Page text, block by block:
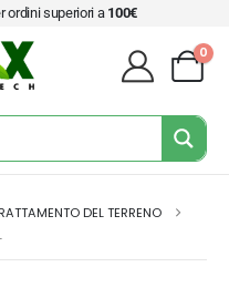
ordini superiori a 100€
0
DEL TERRENO